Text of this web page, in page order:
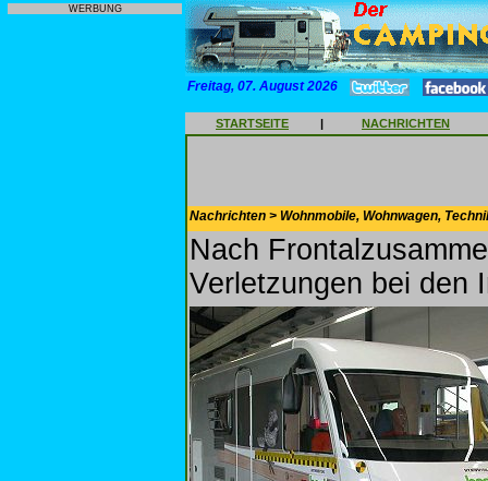
WERBUNG
Freitag, 07. August 2026
STARTSEITE | NACHRICHTEN
Nachrichten > Wohnmobile, Wohnwagen,
Nach
Verletzungen bei den